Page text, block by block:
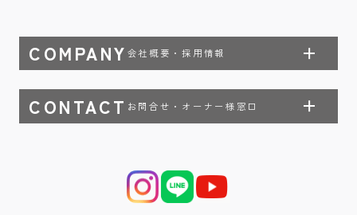
COMPANY 会社概要・採用情報
CONTACT お問合せ・オーナー様窓口